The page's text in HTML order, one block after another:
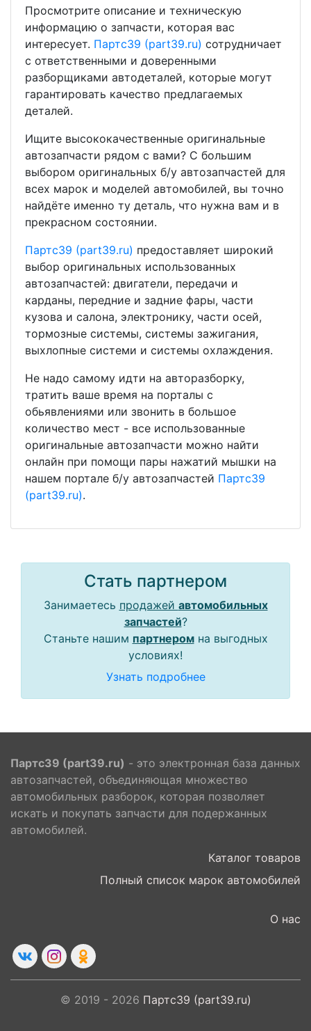
Просмотрите описание и техническую
информацию о запчасти, которая вас
интересует. Партс39 (part39.ru) сотрудничает
с ответственными и доверенными
разборщиками автодеталей, которые могут
гарантировать качество предлагаемых
деталей.
Ищите высококачественные оригинальные
автозапчасти рядом с вами? С большим
выбором оригинальных б/у автозапчастей для
всех марок и моделей автомобилей, вы точно
найдёте именно ту деталь, что нужна вам и в
прекрасном состоянии.
Партс39 (part39.ru) предоставляет широкий
выбор оригинальных использованных
автозапчастей: двигатели, передачи и
карданы, передние и задние фары, части
кузова и салона, электронику, части осей,
тормозные системы, системы зажигания,
выхлопные системи и системы охлаждения.
Не надо самому идти на авторазборку,
тратить ваше время на порталы с
обьявлениями или звонить в большое
количество мест - все использованные
оригинальные автозапчасти можно найти
онлайн при помощи пары нажатий мышки на
нашем портале б/у автозапчастей Партс39
(part39.ru).
Стать партнером
Занимаетесь продажей автомобильных
запчастей?
Станьте нашим партнеромна выгодных
условиях!
Узнать подробнее
Партс39 (part39.ru) - это электронная база данных
автозапчастей, объединяющая множество
автомобильных разборок, которая позволяет
искать и покупать запчасти для подержанных
автомобилей.
Каталог товаров
Полный список марок автомобилей
О нас
© 2019 - 2026 Партс39 (part39.ru)